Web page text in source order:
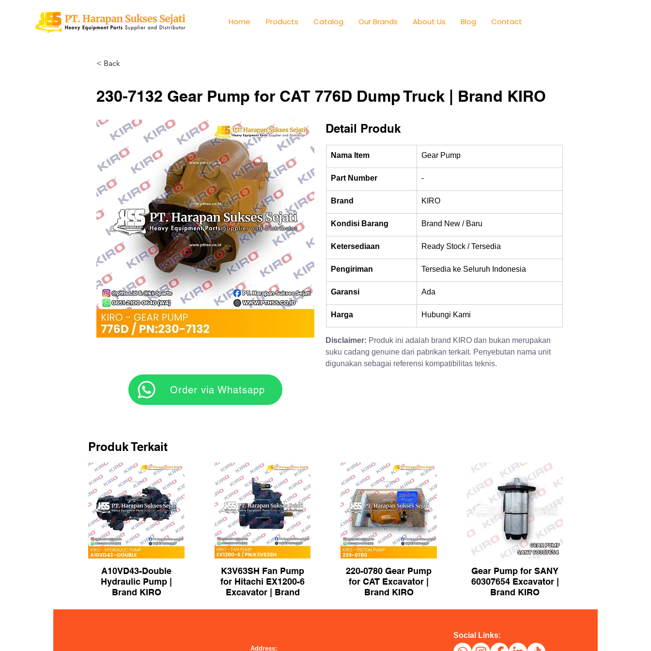
Home Products Catalog Our Brands About Us Blog Contact
< Back
230-7132 Gear Pump for CAT 776D Dump Truck | Brand KIRO
Detail Produk
Nama Item Gear Pump
Part Number -
Brand KIRO
Kondisi Barang Brand New / Baru
Ketersediaan Ready Stock / Tersedia
Pengiriman Tersedia ke Seluruh Indonesia
Garansi Ada
Harga Hubungi Kami
Disclaimer: Produk ini adalah brand KIRO dan bukan merupakan
suku cadang genuine dari pabrikan terkait. Penyebutan nama unit
digunakan sebagai referensi kompatibilitas teknis.
‎ ‎ ‎‎‎ ‎ ‎ ‎ ‎ Order via Whatsapp
Produk Terkait
A10VD43-Double
Hydraulic Pump |
Brand KIRO
K3V63SH Fan Pump
for Hitachi EX1200-6
Excavator | Brand
220-0780 Gear Pump
for CAT Excavator |
Brand KIRO
Gear Pump for SANY
60307654 Excavator |
Brand KIRO
Address:
Social Links: